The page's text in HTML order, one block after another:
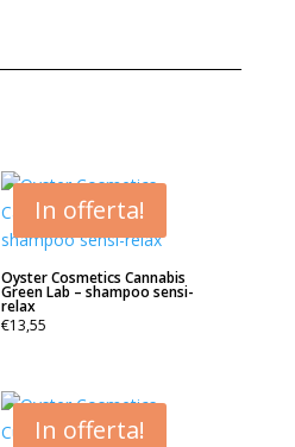
In offerta!
Oyster Cosmetics Cannabis
Green Lab – shampoo sensi-
relax
€13,55
In offerta!